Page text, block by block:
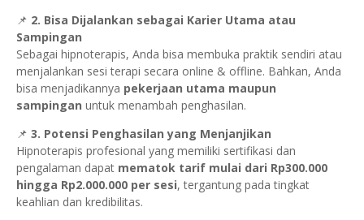
📌 2. Bisa Dijalankan sebagai Karier Utama atau
Sampingan
Sebagai hipnoterapis, Anda bisa membuka praktik sendiri atau
menjalankan sesi terapi secara online & offline. Bahkan, Anda
bisa menjadikannya pekerjaan utama maupun
sampingan untuk menambah penghasilan.
📌 3. Potensi Penghasilan yang Menjanjikan
Hipnoterapis profesional yang memiliki sertifikasi dan
pengalaman dapat mematok tarif mulai dari Rp300.000
hingga Rp2.000.000 per sesi, tergantung pada tingkat
keahlian dan kredibilitas.